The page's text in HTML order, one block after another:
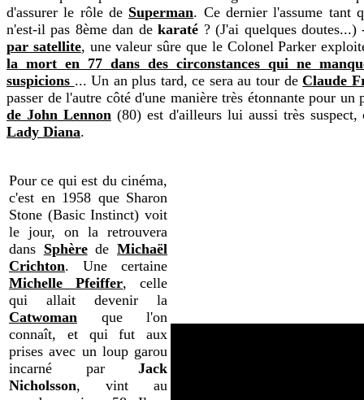
d'assurer le rôle de Superman. Ce dernier l'assume tant
n'est-il pas 8ème dan dekaraté ? (J'ai quelques
par satellite, une valeur sûre que le Colonel Parker
la mort en 77 dans des circonstances qui ne
suspicions ... Un an plus tard, ce sera au tour deClaude
passer de l'autre côté d'une manière très étonnante pour
de John Lennon (80) est d'ailleurs lui aussi très
Lady Diana.
Pour ce qui est du cinéma,
c'est en 1958 que Sharon
Stone (Basic Instinct) voit
le jour, on la retrouvera
dans Sphère deMichaël
Crichton. Une certaine
Michelle Pfeiffer, celle
qui allait devenir la
Catwoman que l'on
connaît, et qui fut aux
prises avec un loup garou
incarné par Jack
Nicholsson, vint au